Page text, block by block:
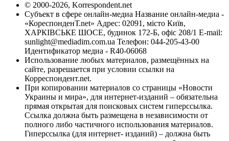
© 2000-2026, Korrespondent.net
Субъект в сфере онлайн-медиа Название онлайн-медиа -
«КореспонденТ.net» Адрес: 02091, місто Київ,
ХАРКІВСЬКЕ ШОСЕ, будинок 172-Б, офіс 208/1 E-mail:
sunlight@mediadim.com.ua Телефон: 044-205-43-00
Идентификатор медиа - R40-06068
Использование любых материалов, размещённых на
сайте, разрешается при условии ссылки на
Корреспондент.net.
При копировании материалов со страницы «Новости
Украины и мира», для интернет-изданий – обязательна
прямая открытая для поисковых систем гиперссылка.
Ссылка должна быть размещена в независимости от
полного либо частичного использования материалов.
Гиперссылка (для интернет- изданий) – должна быть